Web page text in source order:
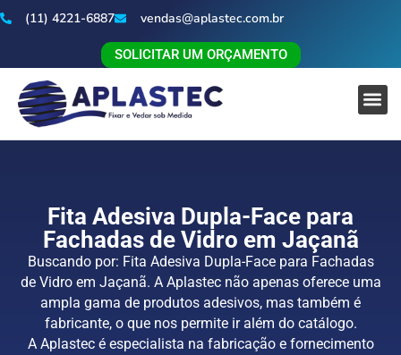
(11) 4221-6887 vendas@aplastec.com.br
SOLICITAR UM ORÇAMENTO
Fita Adesiva Dupla-Face para
Fachadas de Vidro em Jaçanã
Buscando por: Fita Adesiva Dupla-Face para Fachadas
de Vidro em Jaçanã. A Aplastec não apenas oferece uma
ampla gama de produtos adesivos, mas também é
fabricante, o que nos permite ir além do catálogo.
A Aplastec é especialista na fabricação e fornecimento